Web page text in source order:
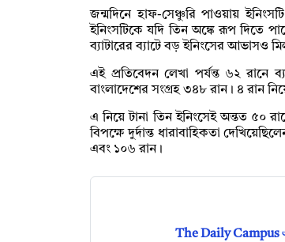
জন্মদিনে হাফ-সেঞ্চুরি পাওয়ায়
ইনিংসটিকে যদি তিন অঙ্কে রূপ দিতে
ব্যাটারের ব্যাটে বড় ইনিংসের আভাসও
এই প্রতিবেদন লেখা পর্যন্ত ৬২
বাংলাদেশের সংগ্রহ ৩৪৮ রান। ৪ রান
এ নিয়ে টানা তিন ইনিংসেই অন্তত ৫০
বিপক্ষে দুর্দান্ত ধারাবাহিকতা
এবং ১০৬ রান।
The Daily